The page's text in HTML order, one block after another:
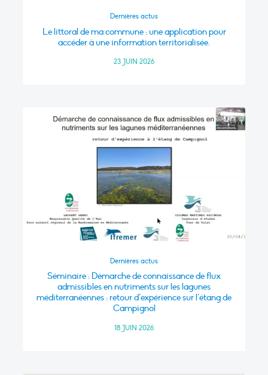
Dernières actus
Le littoral de ma commune : une application pour
accéder à une information territorialisée.
23 JUIN 2026
Dernières actus
Séminaire : Démarche de connaissance de flux
admissibles en nutriments sur les lagunes
méditerranéennes : retour d’expérience sur l’étang de
Campignol
18 JUIN 2026